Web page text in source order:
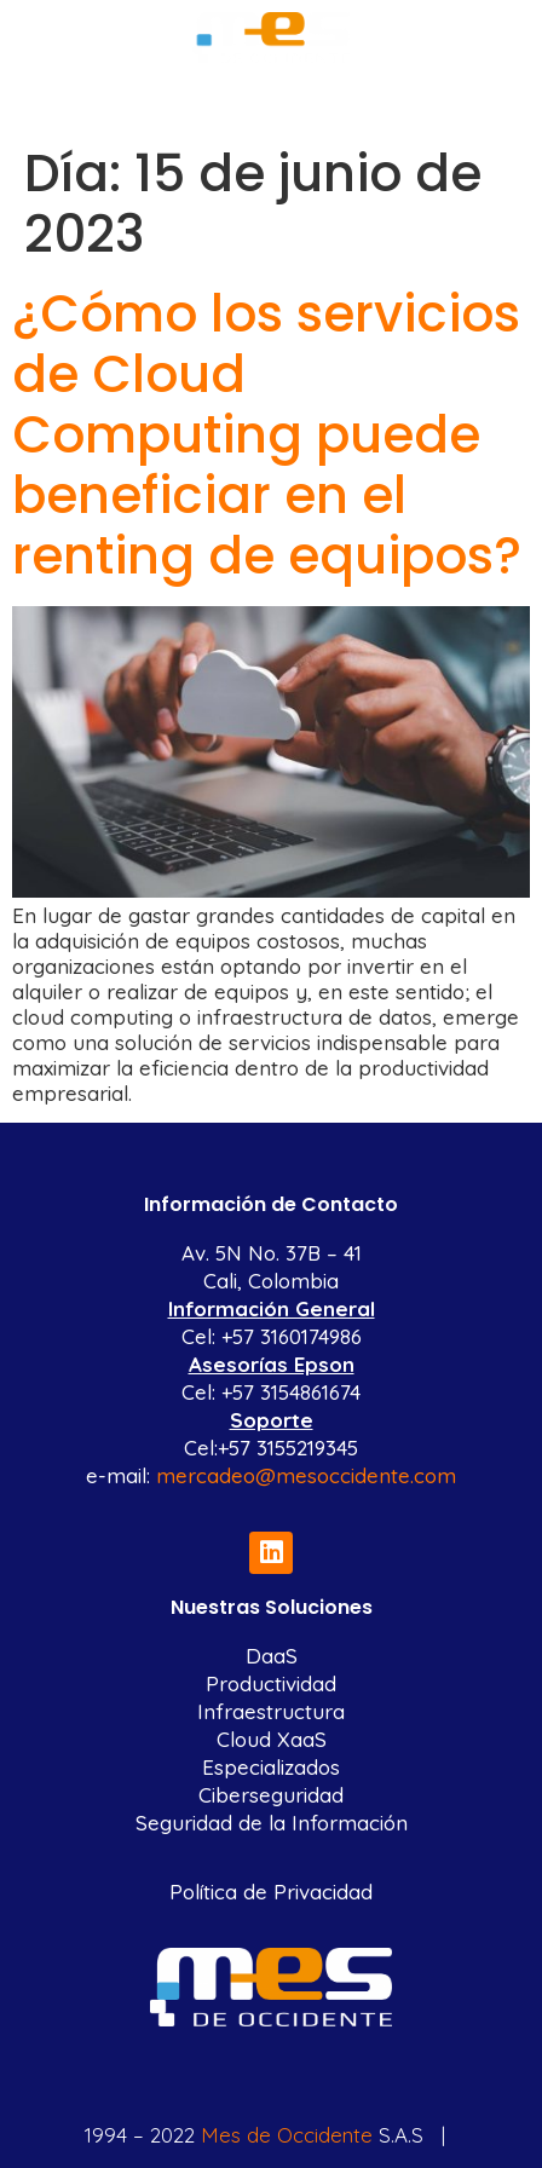
Día: 15 de junio de
2023
¿Cómo los servicios
de Cloud
Computing puede
beneficiar en el
renting de equipos?
En lugar de gastar grandes cantidades de capital en
la adquisición de equipos costosos, muchas
organizaciones están optando por invertir en el
alquiler o realizar de equipos y, en este sentido; el
cloud computing o infraestructura de datos, emerge
como una solución de servicios indispensable para
maximizar la eficiencia dentro de la productividad
empresarial.
Información de Contacto
Av. 5N No. 37B – 41
Cali, Colombia
Información General
Cel: +57 3160174986
Asesorías Epson
Cel: +57 3154861674
Soporte
Cel:+57 3155219345
e-mail: mercadeo@mesoccidente.com
Nuestras Soluciones
DaaS
Productividad
Infraestructura
Cloud XaaS
Especializados
Ciberseguridad
Seguridad de la Información
Política de Privacidad
1994 – 2022 Mes de Occidente S.A.S |